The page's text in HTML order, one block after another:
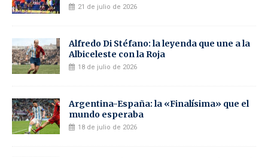
21 de julio de 2026
Alfredo Di Stéfano: la leyenda que une a la
Albiceleste con la Roja
18 de julio de 2026
Argentina-España: la «Finalísima» que el
mundo esperaba
18 de julio de 2026